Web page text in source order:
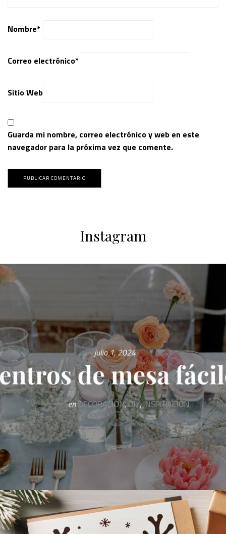
Nombre*
Correo electrónico*
Sitio Web
Guarda mi nombre, correo electrónico y web en este
navegador para la próxima vez que comente.
Instagram